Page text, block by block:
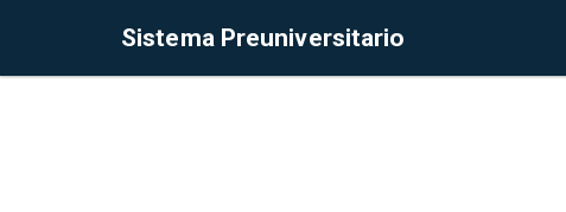
Sistema Preuniversitario